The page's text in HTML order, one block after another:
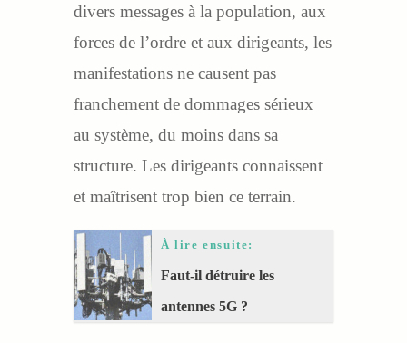
divers messages à la population, aux
forces de l’ordre et aux dirigeants, les
manifestations ne causent pas
franchement de dommages sérieux
au système, du moins dans sa
structure. Les dirigeants connaissent
et maîtrisent trop bien ce terrain.
À lire ensuite:
Faut-il détruire les
antennes 5G ?